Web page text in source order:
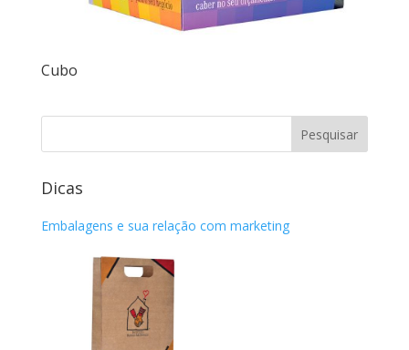
Cubo
Dicas
Embalagens e sua relação com marketing